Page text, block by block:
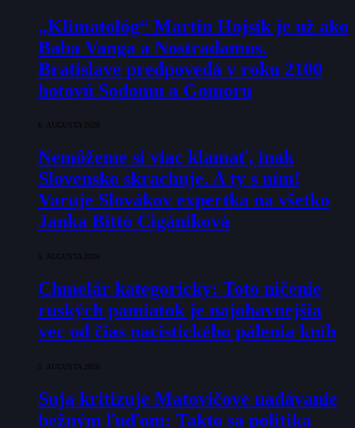
„Klimatológ“ Martin Hojsík je už ako
Baba Vanga a Nostradamus.
Bratislave predpovedá v roku 2100
hotovú Sodomu a Gomoru
6. AUGUSTA 2026
Nemôžeme si viac klamať, inak
Slovensko skrachuje. A ty s ním!
Varuje Slovákov expertka na všetko
Janka Bittó Cigániková
5. AUGUSTA 2026
Chmelár kategoricky: Toto ničenie
ruských pamiatok je najohavnejšia
vec od čias nacistického pálenia kníh
5. AUGUSTA 2026
Suja kritizuje Matovičove nadávanie
bežným ľuďom: Takto sa politika